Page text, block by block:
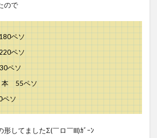
ので
ペソ
ペソ
ペソ
本 55ペソ
ソ
形してましたΣ(￣ロ￣lll)ｶﾞｰﾝ